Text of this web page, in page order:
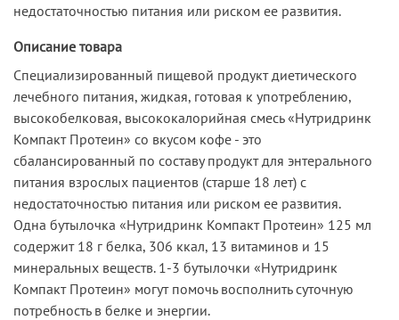
недостаточностью питания или риском ее развития.
Описание товара
Специализированный пищевой продукт диетического
лечебного питания, жидкая, готовая к употреблению,
высокобелковая, высококалорийная смесь «Нутридринк
Компакт Протеин» со вкусом кофе - это
cбалансированный по составу продукт для энтерального
питания взрослых пациентов (старше 18 лет) с
недостаточностью питания или риском ее развития.
Одна бутылочка «Нутридринк Компакт Протеин» 125 мл
содержит 18 г белка, 306 ккал, 13 витаминов и 15
минеральных веществ. 1-3 бутылочки «Нутридринк
Компакт Протеин» могут помочь восполнить суточную
потребность в белке и энергии.